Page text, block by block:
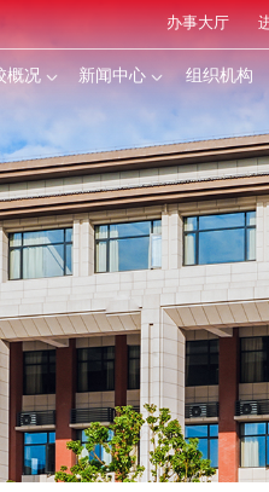
办事大厅
概况 新闻中心 组织机构